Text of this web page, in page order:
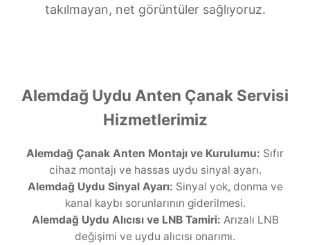
takılmayan, net görüntüler sağlıyoruz.
Alemdağ Uydu Anten Çanak Servisi
Hizmetlerimiz
Alemdağ Çanak Anten Montajı ve Kurulumu: Sıfır
cihaz montajı ve hassas uydu sinyal ayarı.
Alemdağ Uydu Sinyal Ayarı: Sinyal yok, donma ve
kanal kaybı sorunlarının giderilmesi.
Alemdağ Uydu Alıcısı ve LNB Tamiri: Arızalı LNB
değişimi ve uydu alıcısı onarımı.